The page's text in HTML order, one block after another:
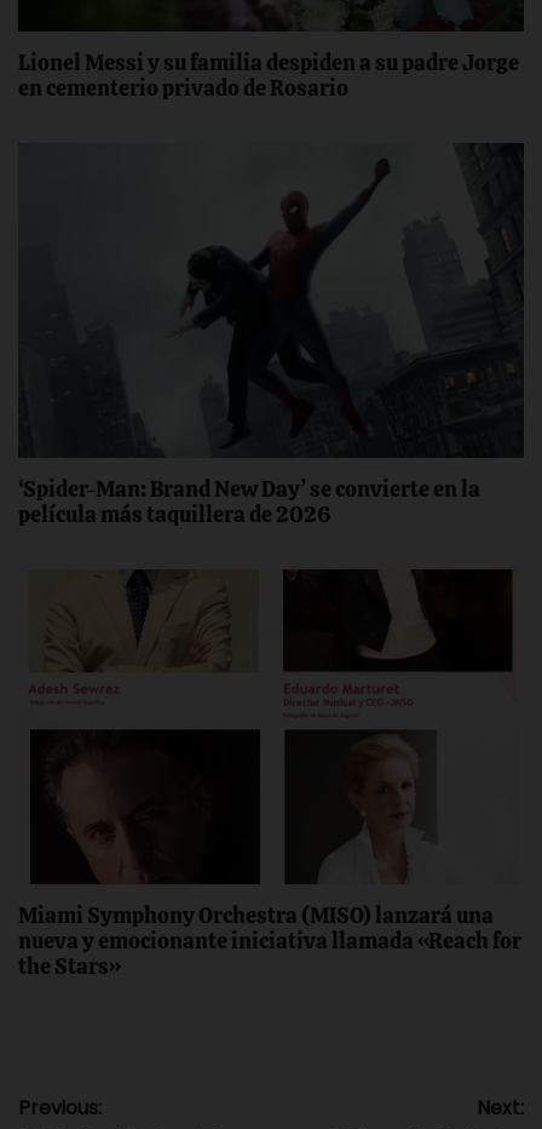
Lionel Messi y su familia despiden a su padre Jorge
en cementerio privado de Rosario
‘Spider-Man: Brand New Day’ se convierte en la
película más taquillera de 2026
Miami Symphony Orchestra (MISO) lanzará una
nueva y emocionante iniciativa llamada «Reach for
the Stars»
Previous:
Next: